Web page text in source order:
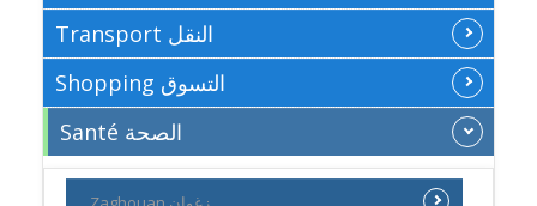
Transport النقل
Shopping التسوق
Santé الصحة